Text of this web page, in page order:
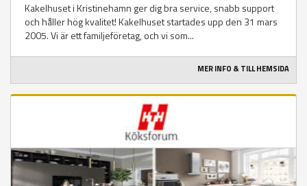
Kakelhuset i Kristinehamn ger dig bra service, snabb support
och håller hög kvalitet! Kakelhuset startades upp den 31 mars
2005. Vi är ett familjeföretag, och vi som...
MER INFO & TILL HEMSIDA